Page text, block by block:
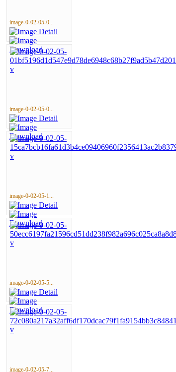
image-0-02-05-0...
image-0-02-05-0...
image-0-02-05-1...
image-0-02-05-5...
image-0-02-05-7...